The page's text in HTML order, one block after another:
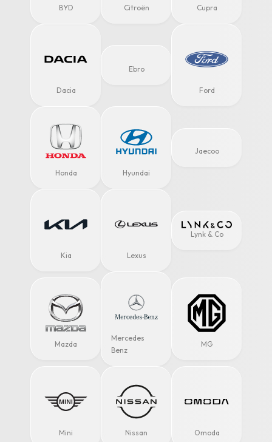
BYD Citroën Cupra
Dacia
Ebro
Ford
Honda Hyundai
Jaecoo
Kia Lexus
Lynk & Co
Mazda
Mercedes
Benz
MG
Mini Nissan Omoda